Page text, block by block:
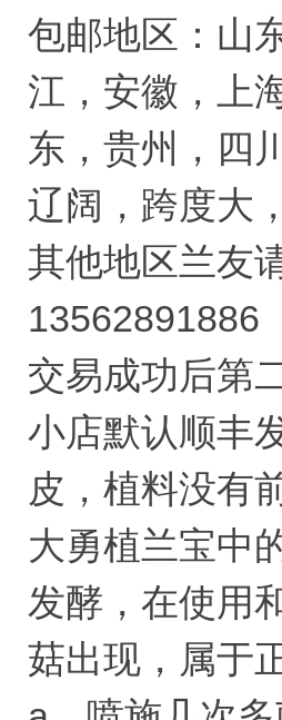
包邮地区：山
江，安徽，上
东，贵州，四
辽阔，跨度大
其他地区兰友
13562891886
交易成功后第
小店默认顺丰
皮，植料没有
大勇植兰宝中
发酵，在使用
菇出现，属于